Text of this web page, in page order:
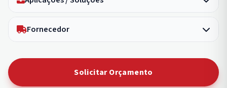
Fornecedor
Solicitar Orçamento